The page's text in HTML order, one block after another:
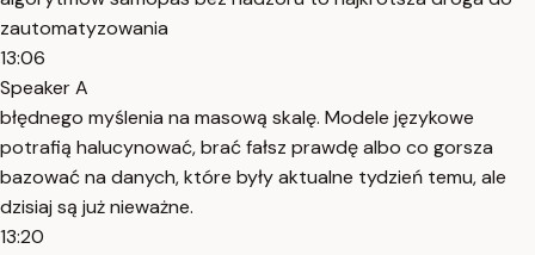
zautomatyzowania
13:06
Speaker A
błędnego myślenia na masową skalę. Modele językowe
potrafią halucynować, brać fałsz prawdę albo co gorsza
bazować na danych, które były aktualne tydzień temu, ale
dzisiaj są już nieważne.
13:20